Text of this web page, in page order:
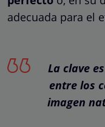
adecuada para el
La clave
entre los
imagen